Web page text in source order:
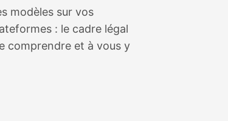
modèles sur vos
: le cadre légal
comprendre et à vous y